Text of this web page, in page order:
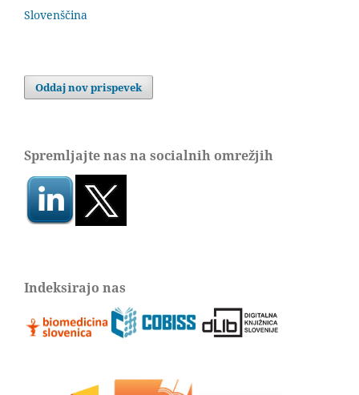
Slovenščina
Oddaj nov prispevek
Spremljajte nas na socialnih omrežjih
Indeksirajo nas